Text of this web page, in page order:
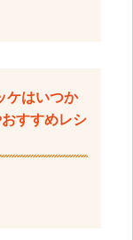
ケはいつか
すすめレシ